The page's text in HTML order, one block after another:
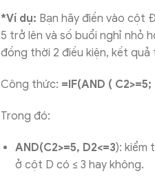
*Ví dụ: Bạn hãy điền vào cột
5 trở lên và số buổi nghỉ nhỏ
đồng thời 2 điều kiện, kết quả
Công thức: =IF(AND (
Trong đó:
AND(C2>=5, D2<=3): kiểm
ở cột D có ≤ 3 hay không.